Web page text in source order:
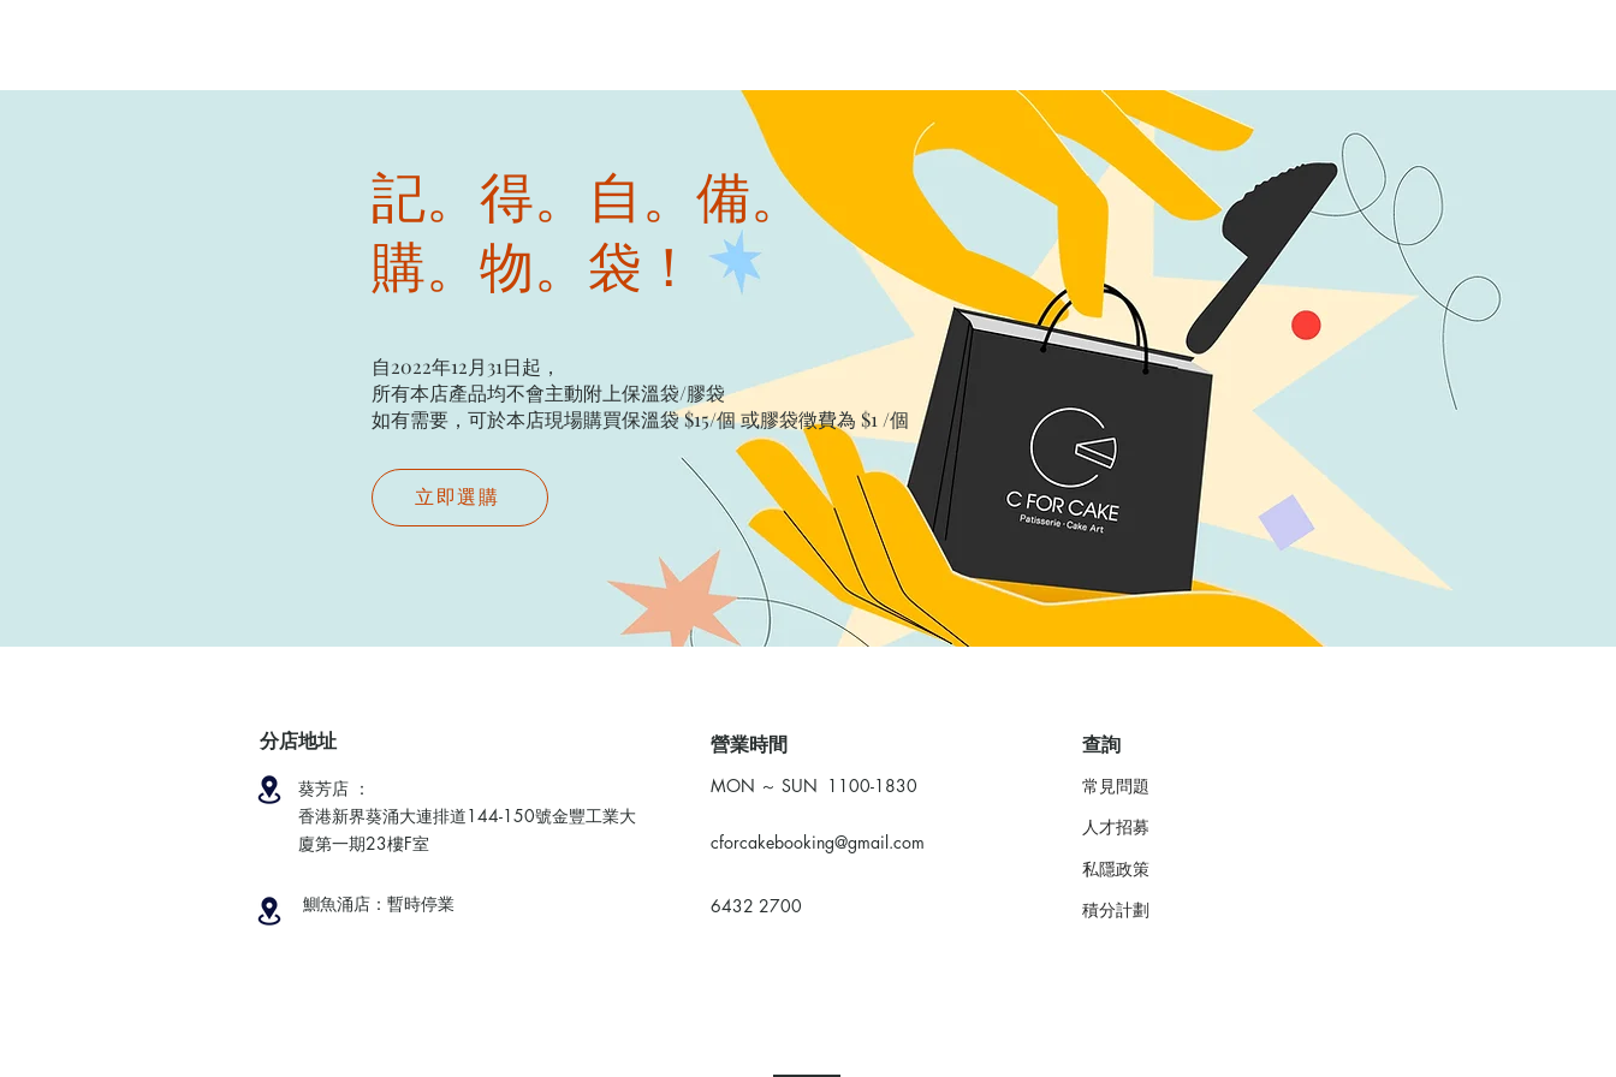
記。得。自。備。
購。物。袋！
自2022年12月31日起，
所有本店產品均不會主動附上保溫袋/膠袋​
如有需要，可於本店現場購買保溫袋 $15/個​ 或膠袋徵費為 $1 /個
立即選購
分店地址
葵芳店 ：
香港新界葵涌大連排道144-150號金豐工業大
廈第一期23樓F室
鰂魚涌店：暫時停業
​營業時間
MON ～ SUN 1100-1830
cforcakebooking@gmail.com
6432 2700
查詢
常見問題
人才招募
私隱政策
​積分計劃